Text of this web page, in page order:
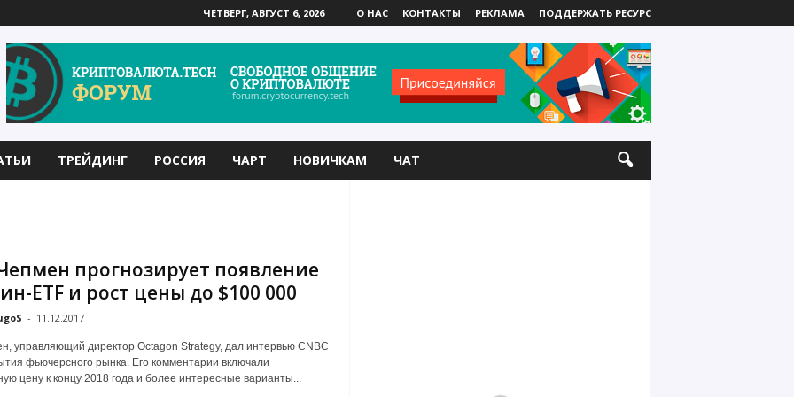
ЧЕТВЕРГ, АВГУСТ 6, 2026 О НАС КОНТАКТЫ РЕКЛАМА ПОДДЕРЖАТЬ РЕСУРС
ТРЕЙДИНГ РОССИЯ ЧАРТ НОВИЧКАМ ЧАТ
прогнозирует появление
ETF и рост цены до $100 000
- 11.12.2017
управляющий директор Octagon Strategy, дал интервью CNBC
фьючерсного рынка. Его комментарии включали
цену к концу 2018 года и более интересные варианты...